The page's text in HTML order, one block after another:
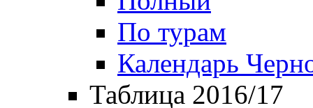
По турам
Календарь
Таблица 2016/17